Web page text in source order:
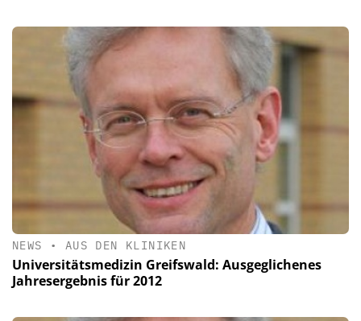
NEWS • AUS DEN KLINIKEN
Universitätsmedizin Greifswald: Ausgeglichenes
Jahresergebnis für 2012